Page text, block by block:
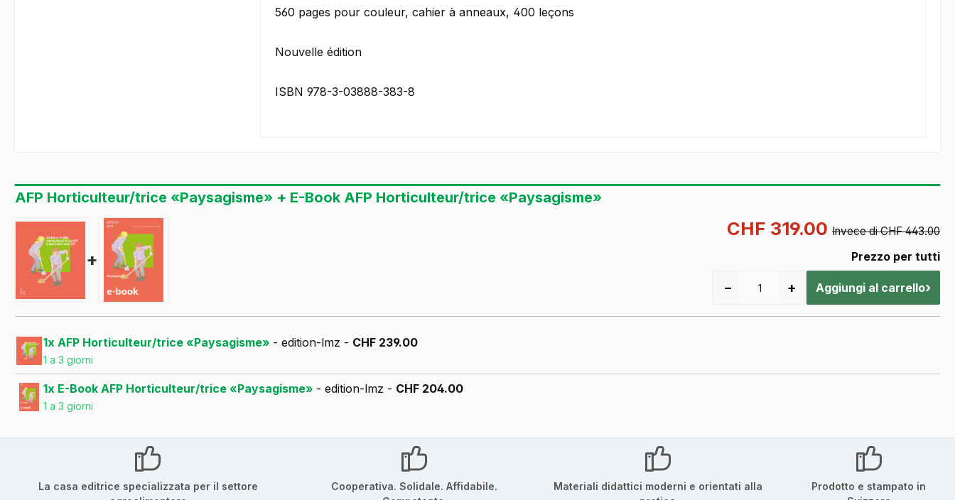
560 pages pour couleur, cahier à anneaux, 400 leçons
Nouvelle édition
ISBN 978-3-03888-383-8
AFP Horticulteur/trice «Paysagisme» + E-Book AFP Horticulteur/trice «Paysagisme»
+
CHF 319.00 Invece di CHF 443.00
Prezzo per tutti
− + Aggiungi al carrello›
1x AFP Horticulteur/trice «Paysagisme» - edition-lmz - CHF 239.00
1 a 3 giorni
1x E-Book AFP Horticulteur/trice «Paysagisme» - edition-lmz - CHF 204.00
1 a 3 giorni
La casa editrice specializzata per il settore
Cooperativa. Solidale. Affidabile.
Materiali didattici moderni e orientati alla
Prodotto e stampato in